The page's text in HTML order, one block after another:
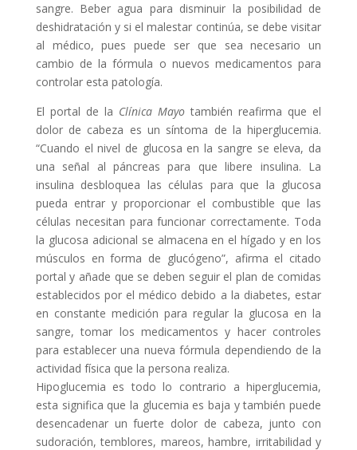
sangre. Beber agua para disminuir la posibilidad de
deshidratación y si el malestar continúa, se debe visitar
al médico, pues puede ser que sea necesario un
cambio de la fórmula o nuevos medicamentos para
controlar esta patología.
El portal de la Clínica Mayo también reafirma que el
dolor de cabeza es un síntoma de la hiperglucemia.
“Cuando el nivel de glucosa en la sangre se eleva, da
una señal al páncreas para que libere insulina. La
insulina desbloquea las células para que la glucosa
pueda entrar y proporcionar el combustible que las
células necesitan para funcionar correctamente. Toda
la glucosa adicional se almacena en el hígado y en los
músculos en forma de glucógeno”, afirma el citado
portal y añade que se deben seguir el plan de comidas
establecidos por el médico debido a la diabetes, estar
en constante medición para regular la glucosa en la
sangre, tomar los medicamentos y hacer controles
para establecer una nueva fórmula dependiendo de la
actividad física que la persona realiza.
Hipoglucemia es todo lo contrario a hiperglucemia,
esta significa que la glucemia es baja y también puede
desencadenar un fuerte dolor de cabeza, junto con
sudoración, temblores, mareos, hambre, irritabilidad y